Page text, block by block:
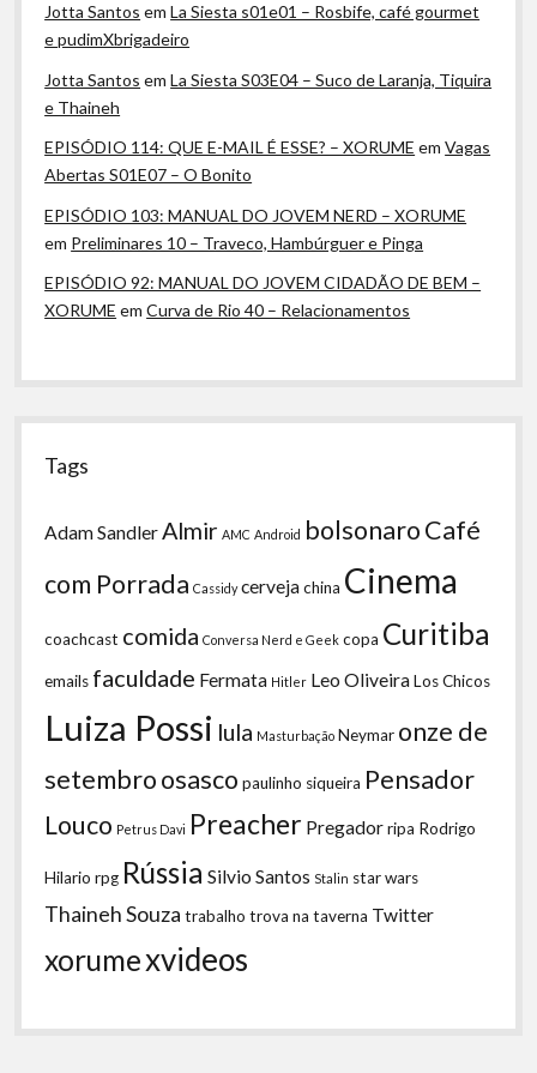
Jotta Santos emLa Siesta s01e01 – Rosbife, café gourmet
e pudimXbrigadeiro
Jotta Santos emLa Siesta S03E04 – Suco de Laranja, Tiquira
e Thaineh
EPISÓDIO 114: QUE E-MAIL É ESSE? – XORUME emVagas
Abertas S01E07 – O Bonito
EPISÓDIO 103: MANUAL DO JOVEM NERD – XORUME
em Preliminares 10 – Traveco, Hambúrguer e Pinga
EPISÓDIO 92: MANUAL DO JOVEM CIDADÃO DE BEM –
XORUME emCurva de Rio 40 – Relacionamentos
Tags
Adam Sandler Almir AMC Android bolsonaroCafé
com Porrada Cassidy cervejachina Cinema
coachcast comida Conversa Nerd e Geek copa Curitiba
emails faculdade Fermata Hitler Leo OliveiraLos Chicos
Luiza Possi lula Masturbação Neymar onze de
setembroosasco paulinho siqueira Pensador
Louco Petrus Davi Preacher Pregadorripa Rodrigo
Hilario rpg Rússia Silvio Santos Stalin star wars
Thaineh Souza trabalho trova na taverna Twitter
xorumexvideos